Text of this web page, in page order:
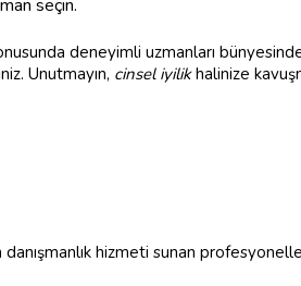
seçin.
deneyimli uzmanları
Unutmayın, cinsel iyilikhalinize
hizmeti sunan